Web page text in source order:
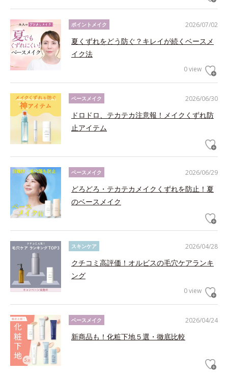
2026/07/02
ポイントメイク
夏くずれをどう防ぐ？キレイが続くベースメ
イク法
0 view
2026/06/30
ベースメイク
ドロドロ、テカテカ注意報！メイクくずれ防
止アイテム
2026/06/29
ベースメイク
どろどろ・テカテカメイクくずれを防止！夏
のベースメイク
2026/04/28
スキンケア
クチコミ高評価！オルビスの毛穴ケアランキ
ング
0 view
2026/04/24
ベースメイク
新商品も！化粧下地５選・徹底比較